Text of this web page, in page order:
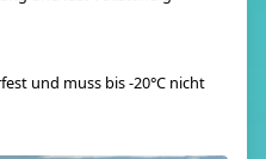
und muss bis -20°C nicht